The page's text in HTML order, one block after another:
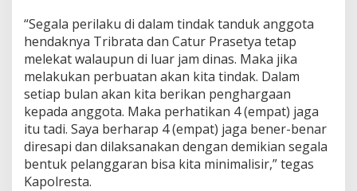
a
l
a
s
d
a
l
a
m
“Segala perilaku di dalam tindak tanduk anggota
hendaknya Tribrata dan Catur Prasetya tetap
melekat walaupun di luar jam dinas. Maka jika
melakukan perbuatan akan kita tindak. Dalam
setiap bulan akan kita berikan penghargaan
kepada anggota. Maka perhatikan 4 (empat) jaga
itu tadi. Saya berharap 4 (empat) jaga bener-benar
diresapi dan dilaksanakan dengan demikian segala
bentuk pelanggaran bisa kita minimalisir,” tegas
Kapolresta.